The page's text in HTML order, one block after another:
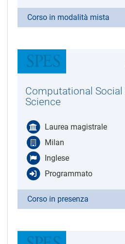
Corso in modalità mista
Computational Social
Science
Laurea magistrale
Milan
Inglese
Programmato
Corso in presenza